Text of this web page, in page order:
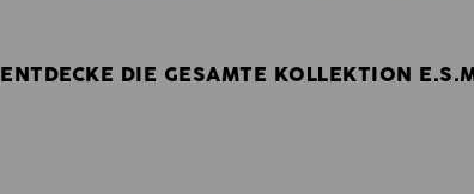
ENTDECKE DIE GESAMTE KOLLEKTION